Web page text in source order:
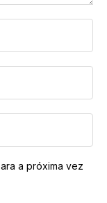
a próxima vez